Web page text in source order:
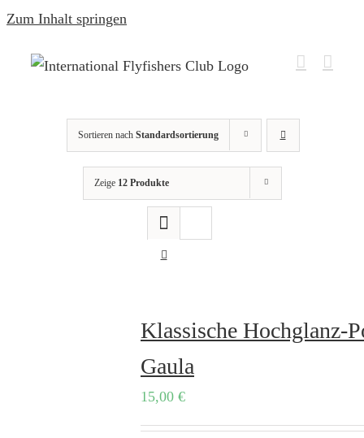
Zum Inhalt springen
Sortieren nach Standardsortierung
Zeige 12 Produkte
Klassische Hochglanz-
Gaula
15,00 €